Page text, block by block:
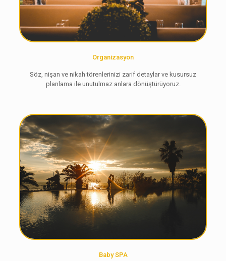
Organizasyon
Söz, nişan ve nikah törenlerinizi zarif detaylar ve kusursuz
planlama ile unutulmaz anlara dönüştürüyoruz.
Baby SPA